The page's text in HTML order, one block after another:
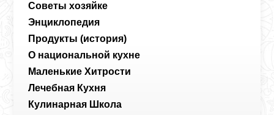
Советы хозяйке
Энциклопедия
Продукты (история)
О национальной кухне
Маленькие Хитрости
Лечебная Кухня
Кулинарная Школа